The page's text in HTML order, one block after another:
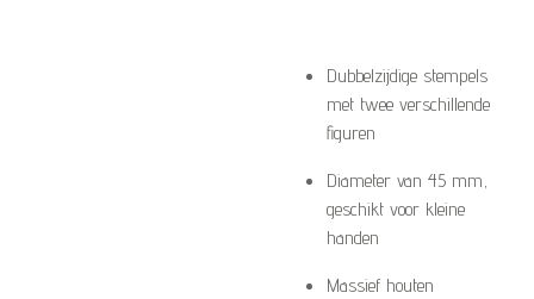
Dubbelzijdige stempels
met twee verschillende
figuren
Diameter van 45 mm,
geschikt voor kleine
handen
Massief houten